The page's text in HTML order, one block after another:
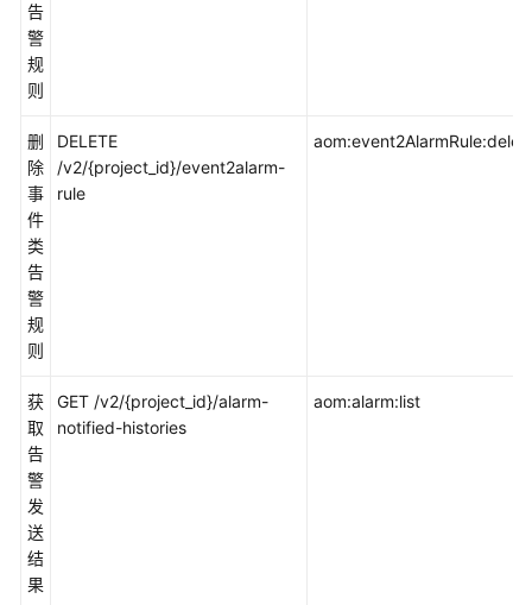
视
频
帮
AOM
1.0
文
档
文
告
警
规
则
删
除
事
件
类
告
警
规
则
DELETE
/v2/{project_id}/event2alarm-
rule
获
取
告
警
发
送
结
果
GET /v2/{project_id}/alarm-
notified-histories
aom:alarm:list